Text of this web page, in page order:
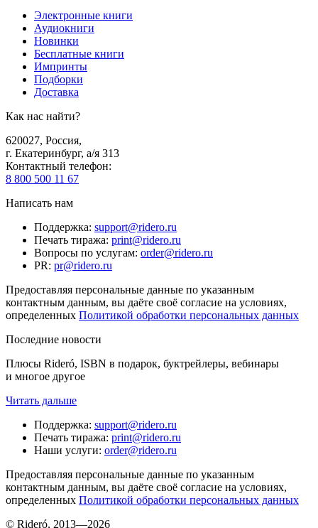
Электронные книги
Аудиокниги
Новинки
Бесплатные книги
Импринты
Подборки
Доставка
Как нас найти?
620027, Россия,
г. Екатеринбург, а/я 313
Контактный телефон:
8 800 500 11 67
Написать нам
Поддержка: support@ridero.ru
Печать тиража: print@ridero.ru
Вопросы по услугам: order@ridero.ru
PR: pr@ridero.ru
Предоставляя персональные данные по указанным
контактным данным, вы даёте своё согласие на условиях,
определенных Политикой обработки персональных данных
Последние новости
Плюсы Rideró, ISBN в подарок, буктрейлеры, вебинары
и многое другое
Читать дальше
Поддержка: support@ridero.ru
Печать тиража: print@ridero.ru
Наши услуги: order@ridero.ru
Предоставляя персональные данные по указанным
контактным данным, вы даёте своё согласие на условиях,
определенных Политикой обработки персональных данных
© Rideró, 2013—2026